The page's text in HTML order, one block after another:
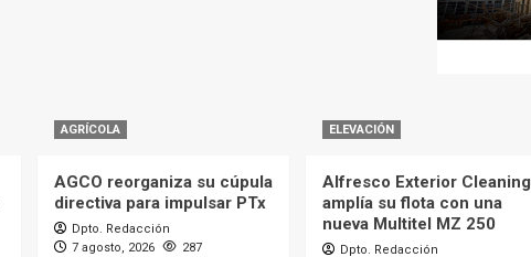
AGRÍCOLA
AGCO reorganiza su cúpula
directiva para impulsar PTx
Dpto. Redacción
7 agosto, 2026
287
ELEVACIÓN
Alfresco Exterior Cleaning
amplía su flota con una
nueva Multitel MZ 250
Dpto. Redacción